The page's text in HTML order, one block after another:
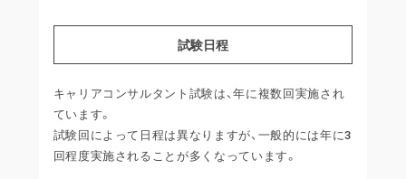
試験日程
キャリアコンサルタント試験は、年に複数回実施され
ています。
試験回によって日程は異なりますが、一般的には年に3
回程度実施されることが多くなっています。